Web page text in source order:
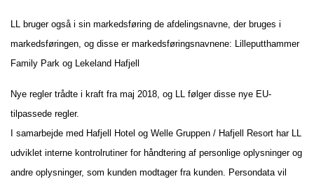
LL bruger også i sin markedsføring de afdelingsnavne, der bruges i
markedsføringen, og disse er markedsføringsnavnene: Lilleputthammer
Family Park og Lekeland Hafjell
Nye regler trådte i kraft fra maj 2018, og LL følger disse nye EU-
tilpassede regler.
I samarbejde med Hafjell Hotel og Welle Gruppen / Hafjell Resort har LL
udviklet interne kontrolrutiner for håndtering af personlige oplysninger og
andre oplysninger, som kunden modtager fra kunden. Persondata vil